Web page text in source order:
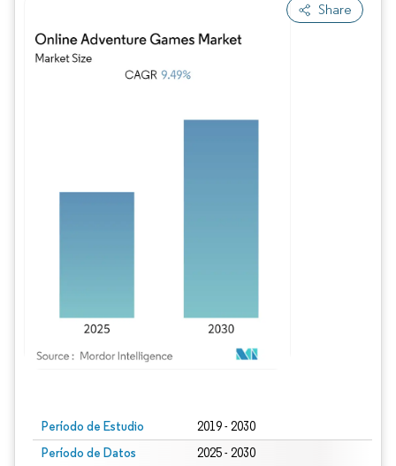
Share
Período de Estudio 2019 - 2030
Período de Datos
2025 - 2030